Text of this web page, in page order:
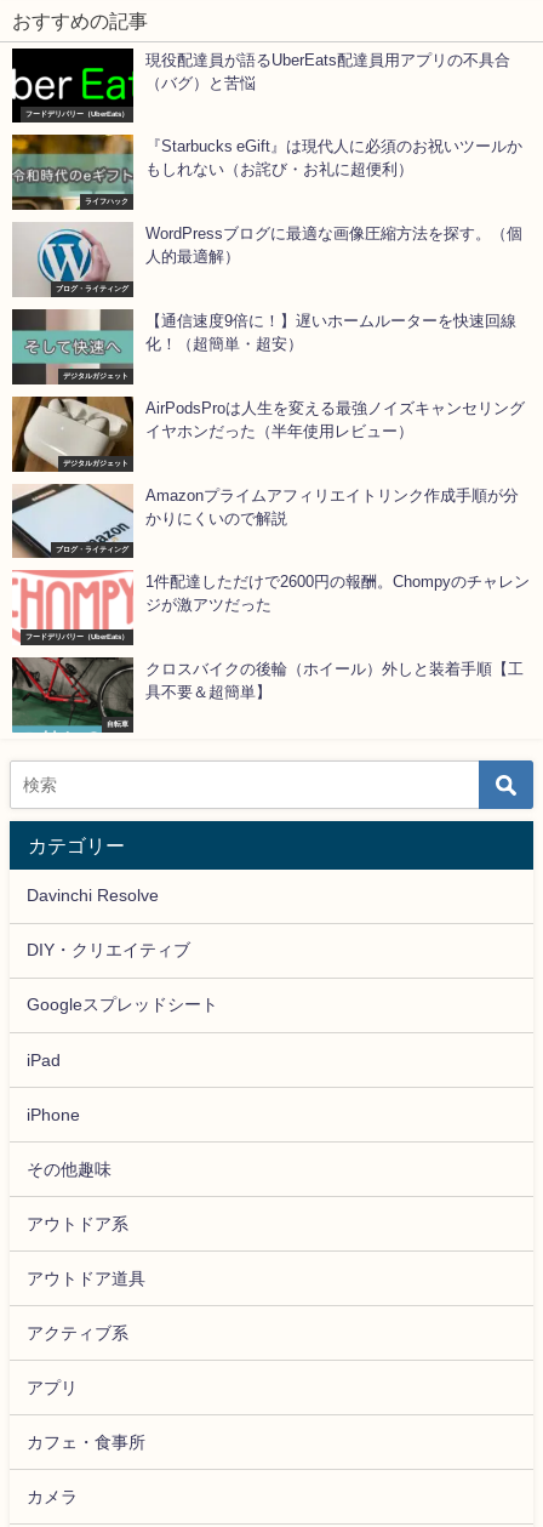
おすすめの記事
フードデリバリー（UberEats）
現役配達員が語るUberEats配達員用アプリの不具合
（バグ）と苦悩
ライフハック
『Starbucks eGift』は現代人に必須のお祝いツールか
もしれない（お詫び・お礼に超便利）
ブログ・ライティング
WordPressブログに最適な画像圧縮方法を探す。（個
人的最適解）
デジタルガジェット
【通信速度9倍に！】遅いホームルーターを快速回線
化！（超簡単・超安）
デジタルガジェット
AirPodsProは人生を変える最強ノイズキャンセリング
イヤホンだった（半年使用レビュー）
ブログ・ライティング
Amazonプライムアフィリエイトリンク作成手順が分
かりにくいので解説
フードデリバリー（UberEats）
1件配達しただけで2600円の報酬。Chompyのチャレン
ジが激アツだった
自転車
クロスバイクの後輪（ホイール）外しと装着手順【工
具不要＆超簡単】
カテゴリー
Davinchi Resolve
DIY・クリエイティブ
Googleスプレッドシート
iPad
iPhone
その他趣味
アウトドア系
アウトドア道具
アクティブ系
アプリ
カフェ・食事所
カメラ